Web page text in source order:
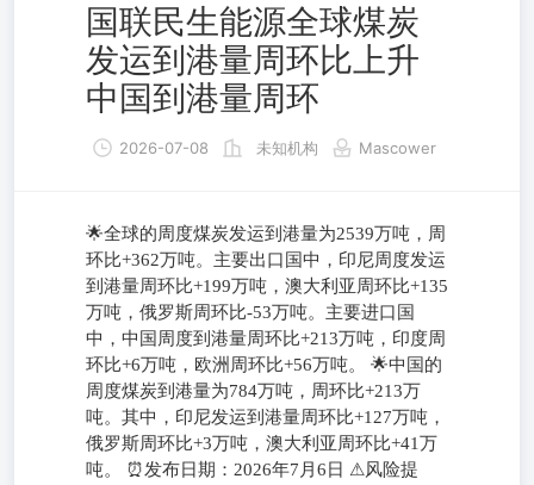
国联民生能源全球煤炭
发运到港量周环比上升
中国到港量周环
2026-07-08 未知机构 Mascower
🌟全球的周度煤炭发运到港量为2539万吨，周
环比+362万吨。主要出口国中，印尼周度发运
到港量周环比+199万吨，澳大利亚周环比+135
万吨，俄罗斯周环比-53万吨。主要进口国
中，中国周度到港量周环比+213万吨，印度周
环比+6万吨，欧洲周环比+56万吨。 🌟中国的
周度煤炭到港量为784万吨，周环比+213万
吨。其中，印尼发运到港量周环比+127万吨，
俄罗斯周环比+3万吨，澳大利亚周环比+41万
吨。 ⏰发布日期：2026年7月6日 ⚠风险提